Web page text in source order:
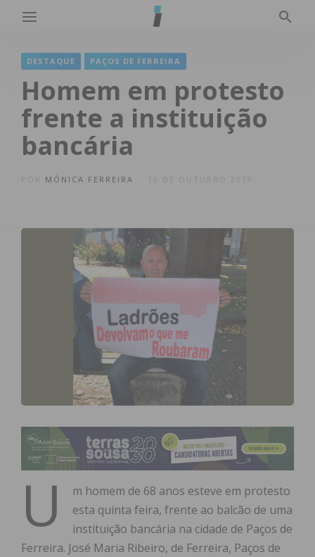
DESTAQUE PAÇOS DE FERREIRA
Homem em protesto
frente a instituição
bancária
MÓNICA FERREIRA 10 DE OUTUBRO 2019
U
m homem de 68 anos esteve em protesto
esta quinta feira, frente ao balcão de uma
instituição bancária na cidade de Paços de
Ferreira. José Maria Ribeiro, de Ferreira, Paços de